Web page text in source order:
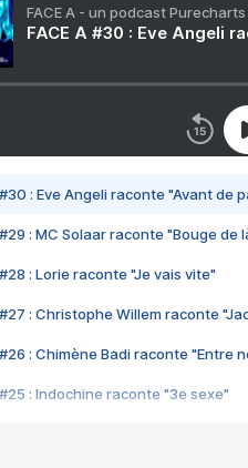
FACE A - un podcast Purecharts
FACE A #30 : Eve Angeli
#30 : Eve Angeli raconte "Avant de
#29 : MC Solaar raconte "Bouge de
#28 : Lorie raconte "Je vais vite"
#27 : Christophe Willem raconte
#26 : Chimène Badi raconte "Entre
#25 : Indochine raconte "3e sexe"